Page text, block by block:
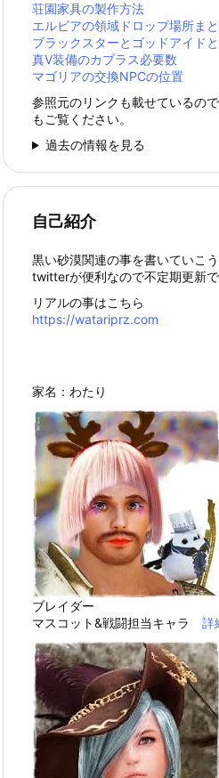
荘園家具の製作方法
エルビアの領域ドロップ場所ま
ブラックスターとゴッドアイド
真Ⅴ装備のカプラス必要数
マゴリアの交換NPCの位置
参照元のリンクも載せているの
もご覧ください。
過去の情報を見る
自己紹介
黒い砂漠関連の事を書いていこう
twitterが便利なので不定期更新で
リアルの事はこちら
https://watariprz.com
家名：わたり
ブレイダー
マスコット&戦闘担当キャラ 詳